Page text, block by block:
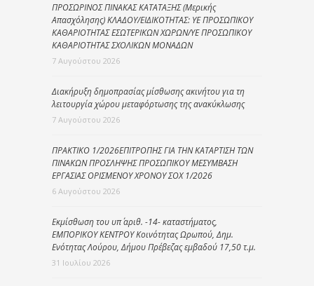
ΠΡΟΣΩΡΙΝΟΣ ΠΙΝΑΚΑΣ ΚΑΤΑΤΑΞΗΣ (Μερικής
Απασχόλησης) ΚΛΑΔΟΥ/ΕΙΔΙΚΟΤΗΤΑΣ: ΥΕ ΠΡΟΣΩΠΙΚΟΥ
ΚΑΘΑΡΙΟΤΗΤΑΣ ΕΣΩΤΕΡΙΚΩΝ ΧΩΡΩΝ/ΥΕ ΠΡΟΣΩΠΙΚΟΥ
ΚΑΘΑΡΙΟΤΗΤΑΣ ΣΧΟΛΙΚΩΝ ΜΟΝΑΔΩΝ
7 Αυγούστου 2026
Διακήρυξη δημοπρασίας μίσθωσης ακινήτου για τη
λειτουργία χώρου μεταφόρτωσης της ανακύκλωσης
7 Αυγούστου 2026
ΠΡΑΚΤΙΚΟ 1/2026ΕΠΙΤΡΟΠΗΣ ΓΙΑ ΤΗΝ ΚΑΤΑΡΤΙΣΗ ΤΩΝ
ΠΙΝΑΚΩΝ ΠΡΟΣΛΗΨΗΣ ΠΡΟΣΩΠΙΚΟΥ ΜΕΣΥΜΒΑΣΗ
ΕΡΓΑΣΙΑΣ ΟΡΙΣΜΕΝΟΥ ΧΡΟΝΟΥ ΣΟΧ 1/2026
6 Αυγούστου 2026
Εκμίσθωση του υπ΄ αριθ. -14- καταστήματος,
ΕΜΠΟΡΙΚΟΥ ΚΕΝΤΡΟΥ Κοινότητας Ωρωπού, Δημ.
Ενότητας Λούρου, Δήμου Πρέβεζας εμβαδού 17,50 τ.μ.
31 Ιουλίου 2026